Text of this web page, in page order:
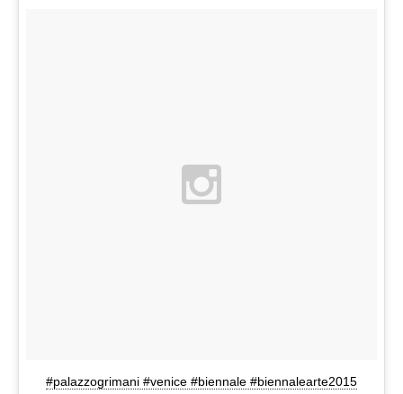
#palazzogrimani #venice #biennale #biennalearte2015